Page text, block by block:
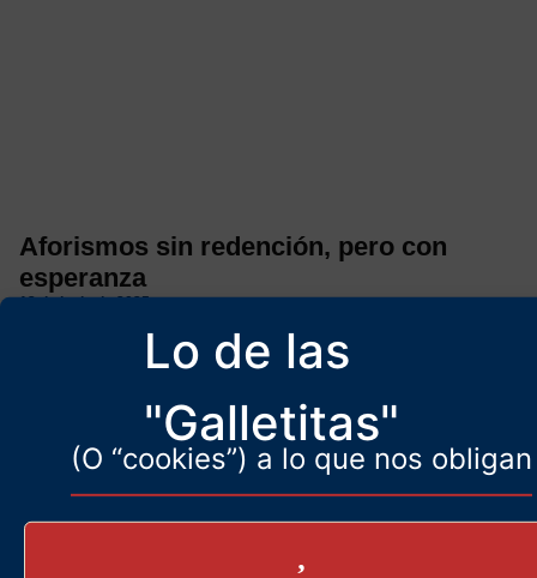
Lo de las
"Galletitas"
(O “cookies”) a lo que nos obligan
Aforismos sin redención, pero con
esperanza
13 de junio de 2025
Los aforismos de César Molinero e se caracterizan por la
brevedad fulgurante, su aliento poético y cierta dosis de